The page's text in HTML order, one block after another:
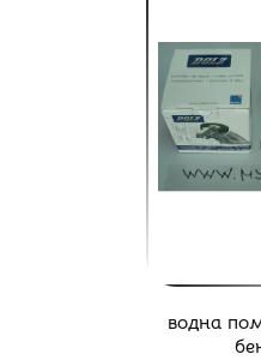
водна